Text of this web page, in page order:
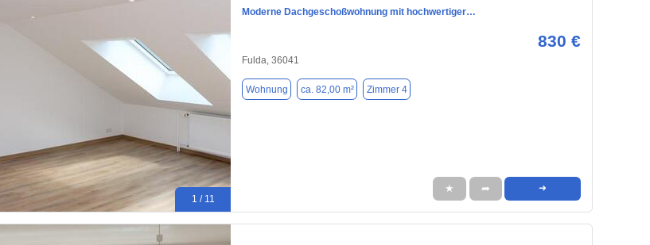
1 / 11
Moderne Dachgeschoßwohnung mit hochwertiger…
830 €
Fulda, 36041
Wohnung ca. 82,00 m² Zimmer 4
★ ➦ ➜